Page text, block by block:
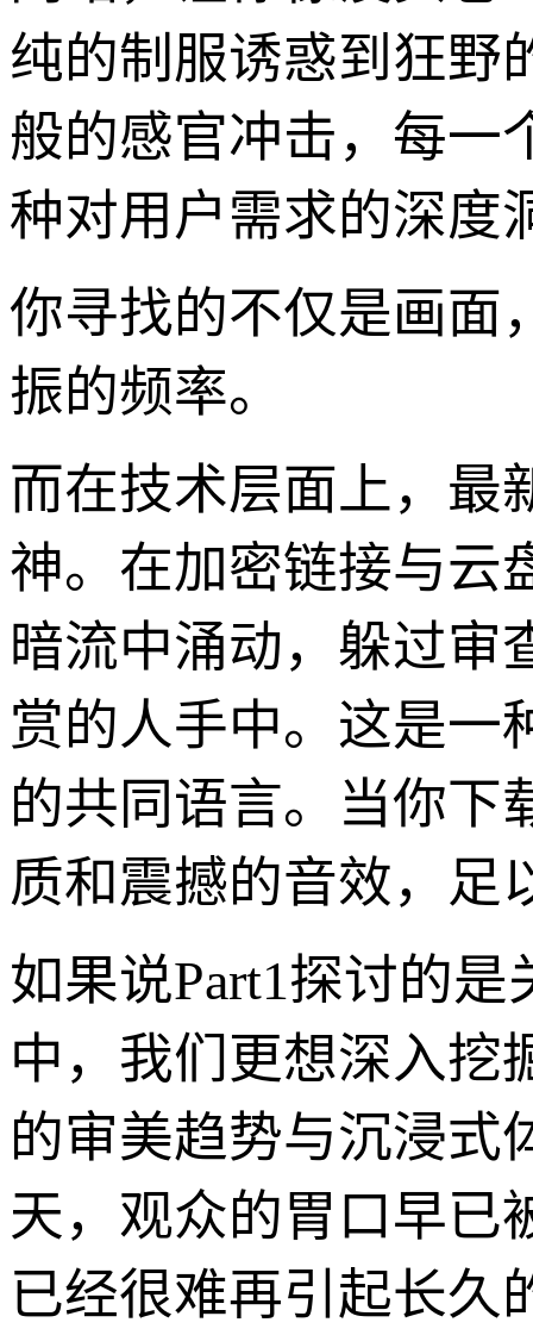
纯的制服诱惑到狂野
般的感官冲击，每一
种对用户需求的深度
你寻找的不仅是画面
振的频率。
而在技术层面上，最
神。在加密链接与云
暗流中涌动，躲过审
赏的人手中。这是一
的共同语言。当你下
质和震撼的音效，足
如果说Part1探讨的是
中，我们更想深入挖
的审美趋势与沉浸式
天，观众的胃口早已
已经很难再引起长久